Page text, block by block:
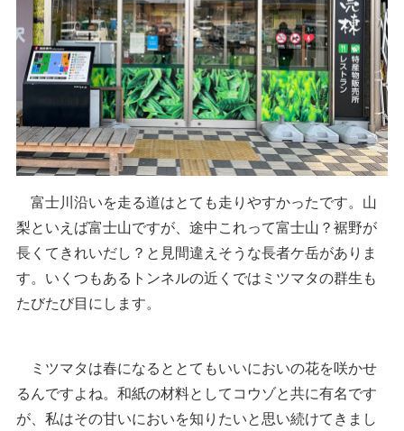
富士川沿いを走る道はとても走りやすかったです。山
梨といえば富士山ですが、途中これって富士山？裾野が
長くてきれいだし？と見間違えそうな長者ケ岳がありま
す。いくつもあるトンネルの近くではミツマタの群生も
たびたび目にします。
ミツマタは春になるととてもいいにおいの花を咲かせ
るんですよね。和紙の材料としてコウゾと共に有名です
が、私はその甘いにおいを知りたいと思い続けてきまし